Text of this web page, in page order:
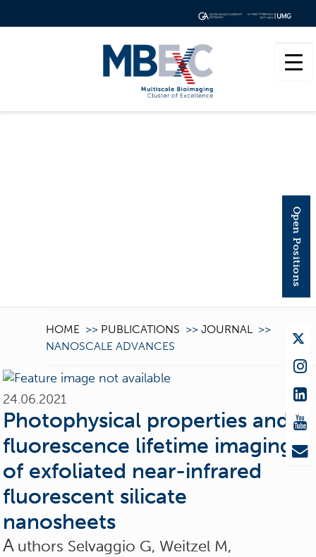
HOME >> PUBLICATIONS >> JOURNAL
>>
NANOSCALE ADVANCES
24.06.2021
Photophysical properties and
fluorescence lifetime imaging
of exfoliated near-infrared
fluorescent silicate
nanosheets
A uthors Selvaggio G, Weitzel M,
Open Positions